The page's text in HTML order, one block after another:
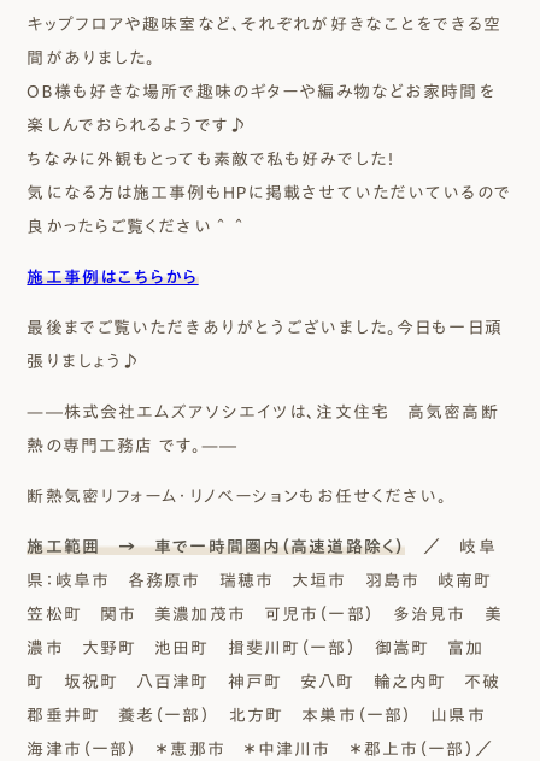
キップフロアや趣味室など、それぞれが好きなことをできる空
間がありました。
OＢ様も好きな場所で趣味のギターや編み物などお家時間を
楽しんでおられるようです♪
ちなみに外観もとっても素敵で私も好みでした！
気になる方は施工事例もＨＰに掲載させていただいているので
良かったらご覧ください＾＾
施工事例はこちらから
最後までご覧いただきありがとうございました。今日も一日頑
張りましょう♪
—―株式会社エムズアソシエイツは、注文住宅 高気密高断
熱の専門工務店 です。—―
断熱気密リフォーム・リノベーションもお任せください。
施工範囲 → 車で一時間圏内（高速道路除く） ／ 岐阜
県：岐阜市 各務原市 瑞穂市 大垣市 羽島市 岐南町
笠松町 関市 美濃加茂市 可児市（一部） 多治見市 美
濃市 大野町 池田町 揖斐川町（一部） 御嵩町 富加
町 坂祝町 八百津町 神戸町 安八町 輪之内町 不破
郡垂井町 養老（一部） 北方町 本巣市（一部） 山県市
海津市（一部） ＊恵那市 ＊中津川市 ＊郡上市（一部）／